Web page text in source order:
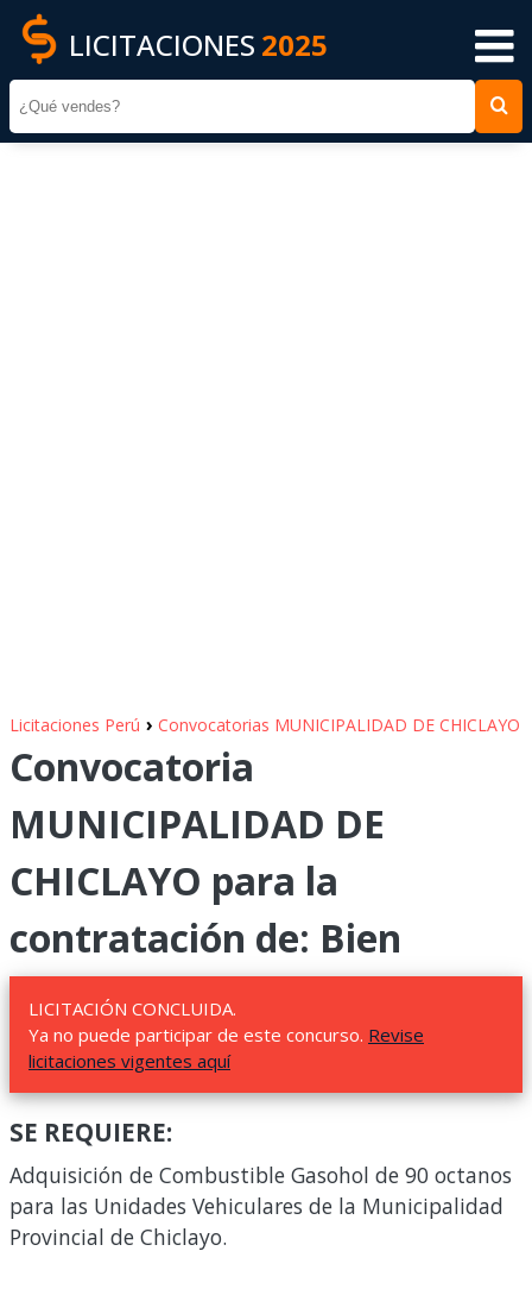
LICITACIONES 2025
Licitaciones Perú › Convocatorias MUNICIPALIDAD DE CHICLAYO
Convocatoria
MUNICIPALIDAD DE
CHICLAYO para la
contratación de: Bien
LICITACIÓN CONCLUIDA.
Ya no puede participar de este concurso. Revise
licitaciones vigentes aquí
SE REQUIERE:
Adquisición de Combustible Gasohol de 90 octanos
para las Unidades Vehiculares de la Municipalidad
Provincial de Chiclayo.